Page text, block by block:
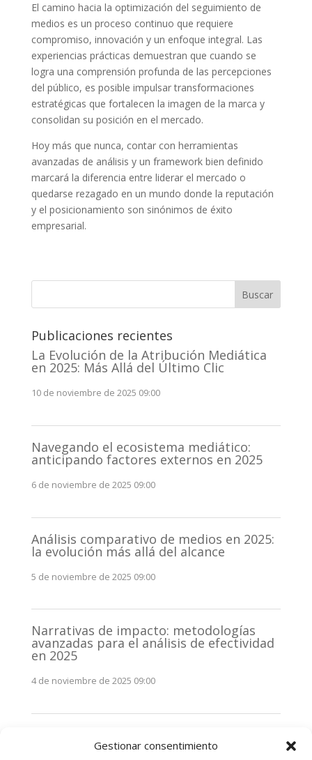
Gestionar consentimiento
El camino hacia la optimización del seguimiento de
medios es un proceso continuo que requiere
compromiso, innovación y un enfoque integral. Las
experiencias prácticas demuestran que cuando se
logra una comprensión profunda de las percepciones
del público, es posible impulsar transformaciones
estratégicas que fortalecen la imagen de la marca y
consolidan su posición en el mercado.
Hoy más que nunca, contar con herramientas
avanzadas de análisis y un framework bien definido
marcará la diferencia entre liderar el mercado o
quedarse rezagado en un mundo donde la reputación
y el posicionamiento son sinónimos de éxito
empresarial.
Buscar
Publicaciones recientes
La Evolución de la Atribución Mediática
en 2025: Más Allá del Último Clic
10 de noviembre de 2025 09:00
Navegando el ecosistema mediático:
anticipando factores externos en 2025
6 de noviembre de 2025 09:00
Análisis comparativo de medios en 2025:
la evolución más allá del alcance
5 de noviembre de 2025 09:00
Narrativas de impacto: metodologías
avanzadas para el análisis de efectividad
en 2025
4 de noviembre de 2025 09:00
stakeholders en 2025: La clave de la